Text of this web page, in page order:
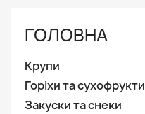
ГОЛОВНА
Крупи
Горіхи та сухофрукти
Закуски та снеки